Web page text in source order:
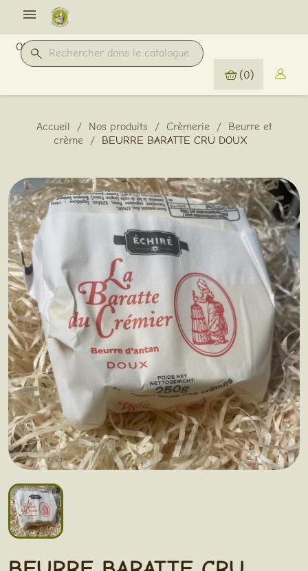

Offres Pro
(0)
Accueil Nos produits Crèmerie
Beurre et
crème
BEURRE BARATTE CRU DOUX